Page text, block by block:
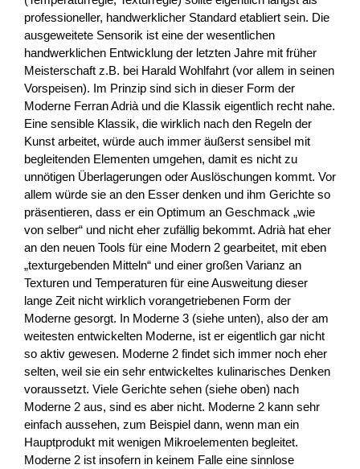
professioneller, handwerklicher Standard etabliert sein. Die
ausgeweitete Sensorik ist eine der wesentlichen
handwerklichen Entwicklung der letzten Jahre mit früher
Meisterschaft z.B. bei Harald Wohlfahrt (vor allem in seinen
Vorspeisen). Im Prinzip sind sich in dieser Form der
Moderne Ferran Adrià und die Klassik eigentlich recht nahe.
Eine sensible Klassik, die wirklich nach den Regeln der
Kunst arbeitet, würde auch immer äußerst sensibel mit
begleitenden Elementen umgehen, damit es nicht zu
unnötigen Überlagerungen oder Auslöschungen kommt. Vor
allem würde sie an den Esser denken und ihm Gerichte so
präsentieren, dass er ein Optimum an Geschmack „wie
von selber“ und nicht eher zufällig bekommt. Adrià hat eher
an den neuen Tools für eine Modern 2 gearbeitet, mit eben
„texturgebenden Mitteln“ und einer großen Varianz an
Texturen und Temperaturen für eine Ausweitung dieser
lange Zeit nicht wirklich vorangetriebenen Form der
Moderne gesorgt. In Moderne 3 (siehe unten), also der am
weitesten entwickelten Moderne, ist er eigentlich gar nicht
so aktiv gewesen. Moderne 2 findet sich immer noch eher
selten, weil sie ein sehr entwickeltes kulinarisches Denken
voraussetzt. Viele Gerichte sehen (siehe oben) nach
Moderne 2 aus, sind es aber nicht. Moderne 2 kann sehr
einfach aussehen, zum Beispiel dann, wenn man ein
Hauptprodukt mit wenigen Mikroelementen begleitet.
Moderne 2 ist insofern in keinem Falle eine sinnlose